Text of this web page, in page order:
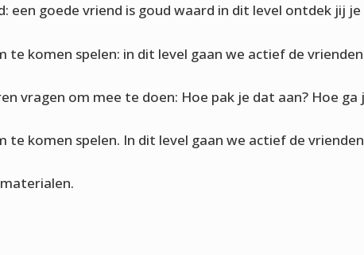
een goede vriend is goud waard in dit level ontdek jij
te komen spelen: in dit level gaan we actief de
vragen om mee te doen: Hoe pak je dat aan? Hoe
te komen spelen. In dit level gaan we actief de